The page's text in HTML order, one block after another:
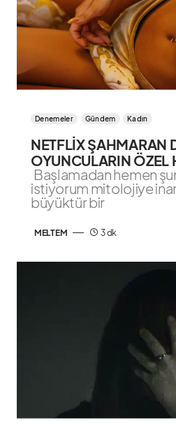
Denemeler Gündem Kadın
NETFLİX ŞAHMARAN
OYUNCULARIN ÖZEL
Başlamadan hemen
istiyorum mitolojiye
büyüktür bir
MELTEM 3 dk